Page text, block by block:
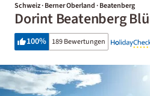
Schweiz · Berner Oberland · Beatenberg
Dorint Beatenberg
100% 189 Bewertungen